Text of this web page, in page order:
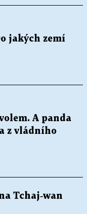
jakých zemí
A panda
z vládního
Tchaj‑wan